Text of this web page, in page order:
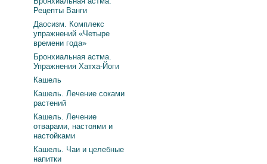
Рецепты Ванги
Даосизм. Комплекс
упражнений «Четыре
времени года»
Бронхиальная астма.
Упражнения Хатха-Йоги
Кашель
Кашель. Лечение соками
растений
Кашель. Лечение
отварами, настоями и
настойками
Кашель. Чаи и целебные
напитки